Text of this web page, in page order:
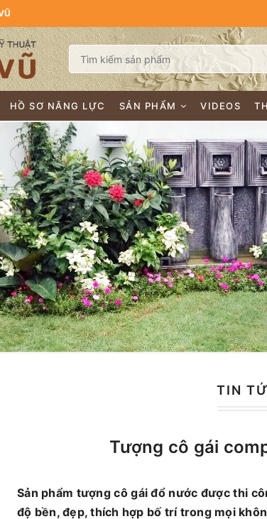
HỒ SƠ NĂNG LỰC SẢN PHẨM VIDEOS
TIN
Tượng cô gái
Sản phẩm tượng cô gái đổ nước được thi
độ bền, đẹp, thích hợp bố trí trong mọi